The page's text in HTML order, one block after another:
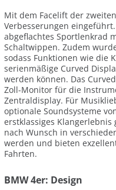
Mit dem Facelift der
Verbesserungen
abgeflachtes Sportlenkrad
Schaltwippen. Zudem
sodass Funktionen wie die
serienmäßige Curved
werden können. Das
Zoll-Monitor für die
Zentraldisplay. Für
optionale Soundsysteme
erstklassiges Klangerlebnis
nach Wunsch in
werden und bieten
Fahrten.
BMW 4er: Design